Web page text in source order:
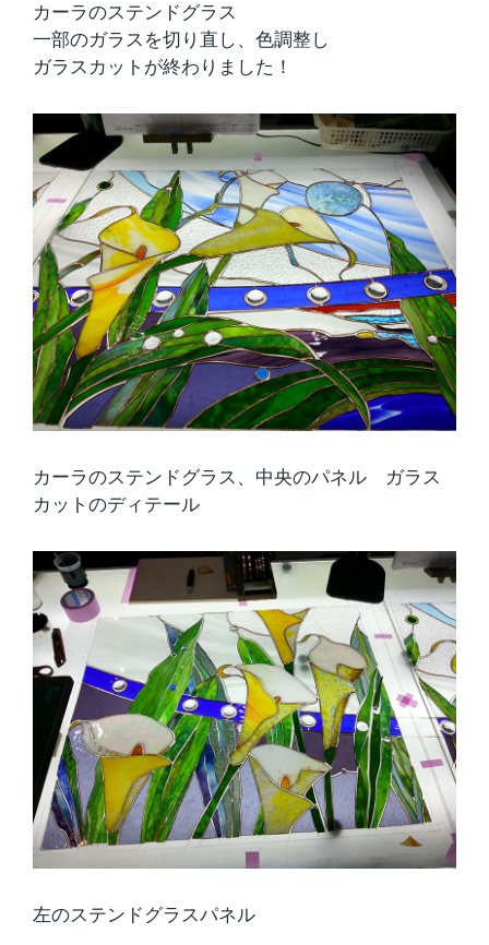
カーラのステンドグラス
一部のガラスを切り直し、色調整し
ガラスカットが終わりました！
カーラのステンドグラス、中央のパネル ガラス
カットのディテール
左のステンドグラスパネル